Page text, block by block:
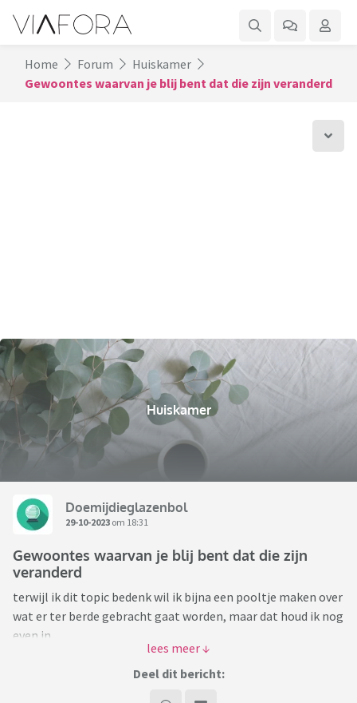
Home Forum
Huiskamer
Gewoontes waarvan je blij bent dat die zijn veranderd
Huiskamer
Doemijdieglazenbol
29-10-2023 om 18:31
Gewoontes waarvan je blij bent dat die zijn
veranderd
terwijl ik dit topic bedenk wil ik bijna een pooltje maken over
wat er ter berde gebracht gaat worden, maar dat houd ik nog
even in.
Van welke gewoontes waarmee je bent opgegroeid, ben je
blij dat ze veranderd zijn?Deel dit bericht: